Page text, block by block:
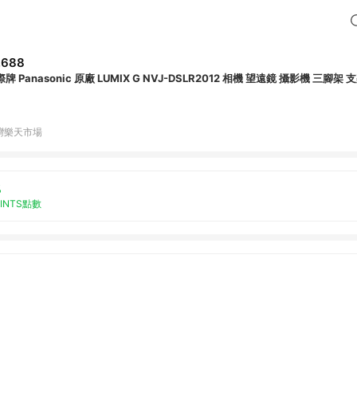
國際牌 Panasonic 原廠 LUMIX G NVJ-DSLR2012 相機 望遠鏡 攝影機 三腳架
樂天市場
點數